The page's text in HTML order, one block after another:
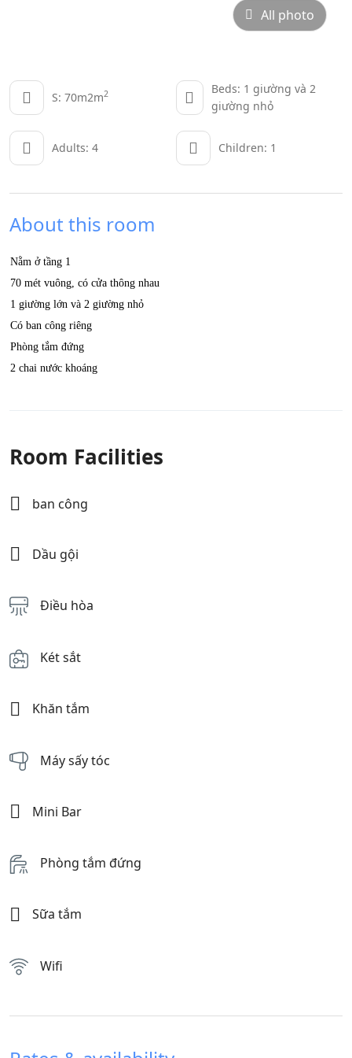
All photo
S: 70m2m2
Beds: 1 giường và 2
giường nhỏ
Adults: 4 Children: 1
About this room
Nằm ở tầng 1
70 mét vuông, có cửa thông nhau
1 giường lớn và 2 giường nhỏ
Có ban công riêng
Phòng tắm đứng
2 chai nước khoáng
Room Facilities
ban công
Dầu gội
Điều hòa
Két sắt
Khăn tắm
Máy sấy tóc
Mini Bar
Phòng tắm đứng
Sữa tắm
Wifi